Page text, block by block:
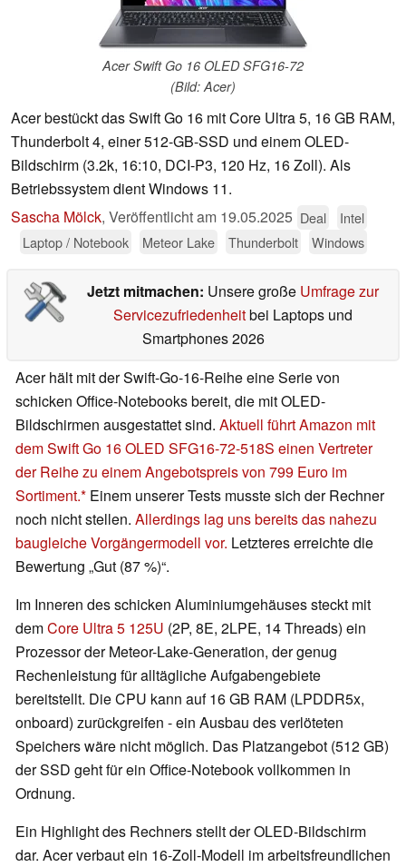
Acer Swift Go 16 OLED SFG16-72
(Bild: Acer)
Acer bestückt das Swift Go 16 mit Core Ultra 5, 16 GB RAM,
Thunderbolt 4, einer 512-GB-SSD und einem OLED-
Bildschirm (3.2k, 16:10, DCI-P3, 120 Hz, 16 Zoll). Als
Betriebssystem dient Windows 11.
Sascha Mölck, Veröffentlicht am 19.05.2025 Deal
Intel
Laptop / Notebook
Meteor Lake Thunderbolt Windows
Jetzt mitmachen: Unsere große Umfrage zur
Servicezufriedenheitbei Laptops und
Smartphones 2026
Acer hält mit der Swift-Go-16-Reihe eine Serie von
schicken Office-Notebooks bereit, die mit OLED-
Bildschirmen ausgestattet sind. Aktuell führt Amazon mit
dem Swift Go 16 OLED SFG16-72-518S einen Vertreter
der Reihe zu einem Angebotspreis von 799 Euro im
Sortiment. Einem unserer Tests musste sich der Rechner
noch nicht stellen. Allerdings lag uns bereits das nahezu
baugleiche Vorgängermodell vor. Letzteres erreichte die
Bewertung „Gut (87 %)“.
Im Inneren des schicken Aluminiumgehäuses steckt mit
demCore Ultra 5 125U (2P, 8E, 2LPE, 14 Threads) ein
Prozessor der Meteor-Lake-Generation, der genug
Rechenleistung für alltägliche Aufgabengebiete
bereitstellt. Die CPU kann auf 16 GB RAM (LPDDR5x,
onboard) zurückgreifen - ein Ausbau des verlöteten
Speichers wäre nicht möglich. Das Platzangebot (512 GB)
der SSD geht für ein Office-Notebook vollkommen in
Ordnung.
Ein Highlight des Rechners stellt der OLED-Bildschirm
dar. Acer verbaut ein 16-Zoll-Modell im arbeitsfreundlichen